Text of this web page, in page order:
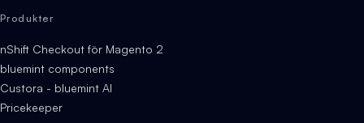
Produkter
nShift Checkout för Magento 2
bluemint components
Custora - bluemint AI
Pricekeeper